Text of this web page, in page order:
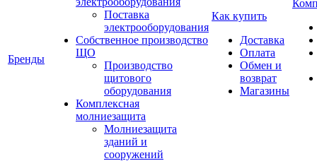
Бренды
Поставка
электрооборудования
Собственное производство
ЩО
Производство
щитового
оборудования
Комплексная
молниезащита
Молниезащита
зданий и
сооружений
Как купить
Доставка
Оплата
Обмен и
возврат
Магазины